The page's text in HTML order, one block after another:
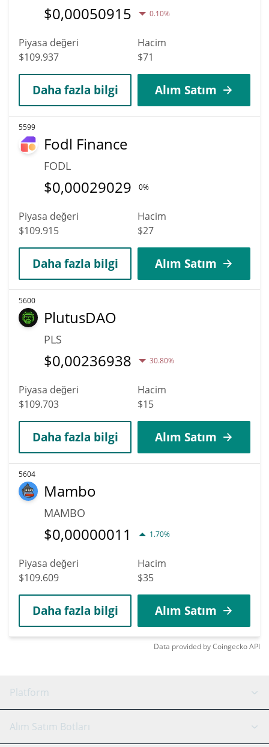
$0,00050915 0.10%
Piyasa değeri
$109.937
Hacim
$71
Daha fazla bilgi Alım Satım
5599
Fodl Finance
FODL
$0,00029029 0%
Piyasa değeri
$109.915
Hacim
$27
Daha fazla bilgi Alım Satım
5600
PlutusDAO
PLS
$0,00236938 30.80%
Piyasa değeri
$109.703
Hacim
$15
Daha fazla bilgi Alım Satım
5604
Mambo
MAMBO
$0,00000011 1.70%
Piyasa değeri
$109.609
Hacim
$35
Daha fazla bilgi Alım Satım
Data provided byCoingeckoAPI
Platform
GRID Botu
Alım Satım Botları